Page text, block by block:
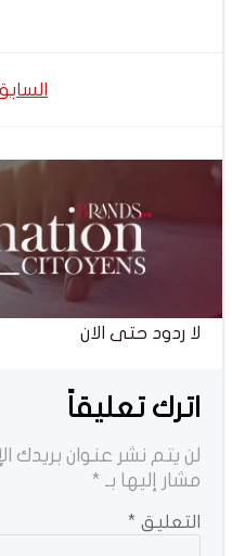
لا ردود حتى الان
اترك تعليقاً
لن يتم نشر عنوان بريدك
مشار إليها بـ *
التعليق *